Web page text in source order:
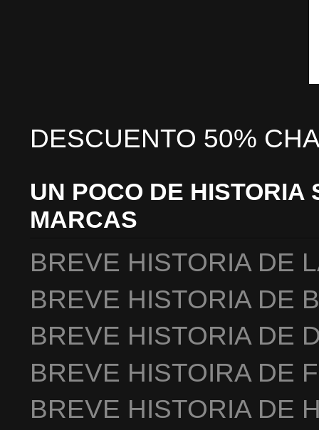
DESCUENTO 50%
UN POCO DE HISTORIA
MARCAS
BREVE HISTORIA DE
BREVE HISTORIA DE
BREVE HISTORIA DE
BREVE HISTOIRA DE
BREVE HISTORIA DE